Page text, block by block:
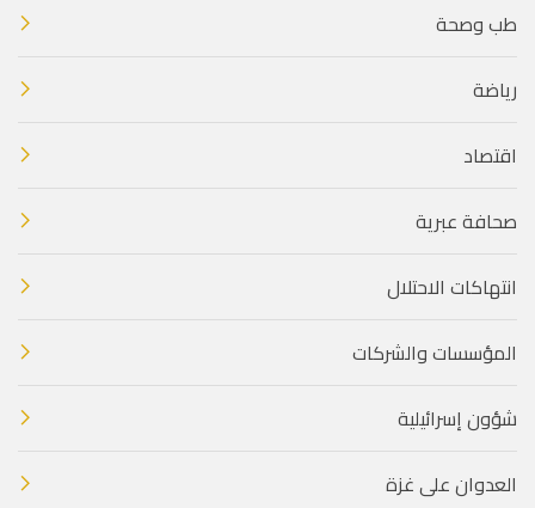
طب وصحة
رياضة
اقتصاد
صحافة عبرية
انتهاكات الاحتلال
المؤسسات والشركات
شؤون إسرائيلية
العدوان على غزة